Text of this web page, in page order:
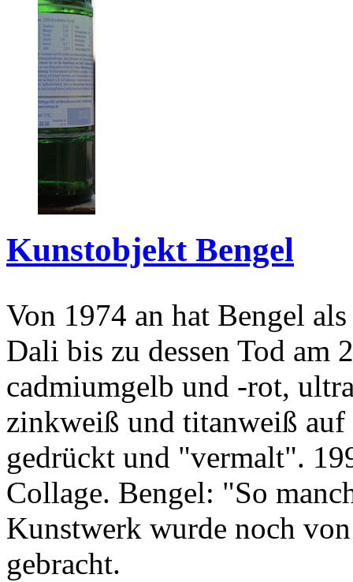
Kunstobjekt Bengel
Von 1974 an hat Bengel
Dali bis zu dessen Tod am
cadmiumgelb und -rot,
zinkweiß und titanweiß
gedrückt und "vermalt".
Collage. Bengel: "So
Kunstwerk wurde noch
gebracht.